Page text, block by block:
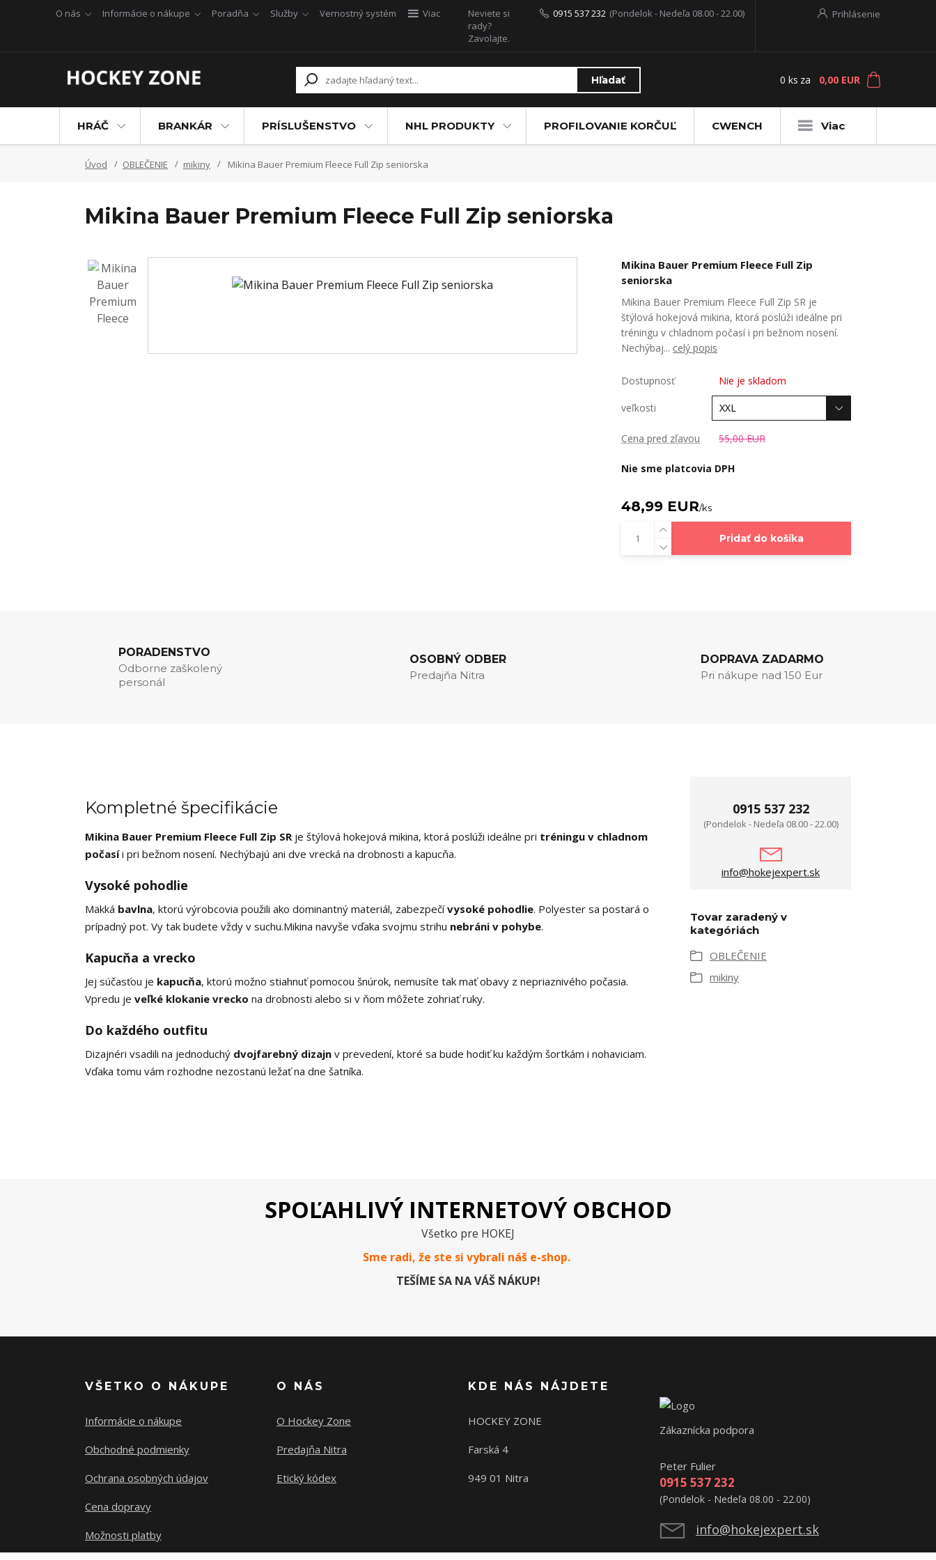
O nás Informácie o nákupe Poradňa Služby Vernostný systém Viac Prihlásenie
Hľadať
Neviete si
rady?
Zavolajte.
0915 537 232 (Pondelok - Nedeľa 08.00 - 22.00)
0 ks za 0,00 EUR
HRÁČ BRANKÁR PRÍSLUŠENSTVO NHL PRODUKTY PROFILOVANIE KORČUĽ CWENCH Viac
Úvod OBLEČENIE mikiny Mikina Bauer Premium Fleece Full Zip seniorska
Mikina Bauer Premium Fleece Full Zip seniorska
Mikina Bauer Premium Fleece Full Zip
seniorska
Mikina Bauer Premium Fleece Full Zip SR je
štýlová hokejová mikina, ktorá poslúži ideálne pri
tréningu v chladnom počasí i pri bežnom nosení.
Nechýbaj... celý popis
Dostupnosť Nie je skladom
veľkosti
Cena pred zľavou 55,00 EUR
Nie sme platcovia DPH
48,99 EUR/ks
Pridať do košíka
PORADENSTVO
Odborne zaškolený
personál
OSOBNÝ ODBER
Predajňa Nitra
DOPRAVA ZADARMO
Pri nákupe nad 150 Eur
Kompletné špecifikácie
Mikina Bauer Premium Fleece Full Zip SRje štýlová hokejová mikina, ktorá poslúži ideálne pri tréningu v chladnom
počasíi pri bežnom nosení. Nechýbajú ani dve vrecká na drobnosti a kapucňa.
Vysoké pohodlie
Mäkká bavlna, ktorú výrobcovia použili ako dominantný materiál, zabezpečívysoké pohodlie. Polyester sa postará o
prípadný pot. Vy tak budete vždy v suchu.Mikina navyše vďaka svojmu strihu nebráni v pohybe.
Kapucňa a vrecko
Jej súčasťou je kapucňa, ktorú možno stiahnuť pomocou šnúrok, nemusíte tak mať obavy z nepriaznivého počasia.
Vpredu je veľké klokanie vrecko na drobnosti alebo si v ňom môžete zohriať ruky.
Do každého outfitu
Dizajnéri vsadili na jednoduchý dvojfarebný dizajn v prevedení, ktoré sa bude hodiť ku každým šortkám i nohaviciam.
Vďaka tomu vám rozhodne nezostanú ležať na dne šatníka.
0915 537 232
(Pondelok - Nedeľa 08.00 - 22.00)
info@hokejexpert.sk
Tovar zaradený v
kategóriách
OBLEČENIE
mikiny
SPOĽAHLIVÝ INTERNETOVÝ OBCHOD
Všetko pre HOKEJ
Sme radi, že ste si vybrali náš e-shop.
TEŠÍME SA NA VÁŠ NÁKUP!
VŠETKO O NÁKUPE
Informácie o nákupe
Obchodné podmienky
Ochrana osobných údajov
Cena dopravy
Možnosti platby
O NÁS
O Hockey Zone
Predajňa Nitra
Etický kódex
KDE NÁS NÁJDETE
HOCKEY ZONE
Farská 4
949 01 Nitra
Zákaznícka podpora
Peter Fulier
0915 537 232
(Pondelok - Nedeľa 08.00 - 22.00)
info@hokejexpert.sk